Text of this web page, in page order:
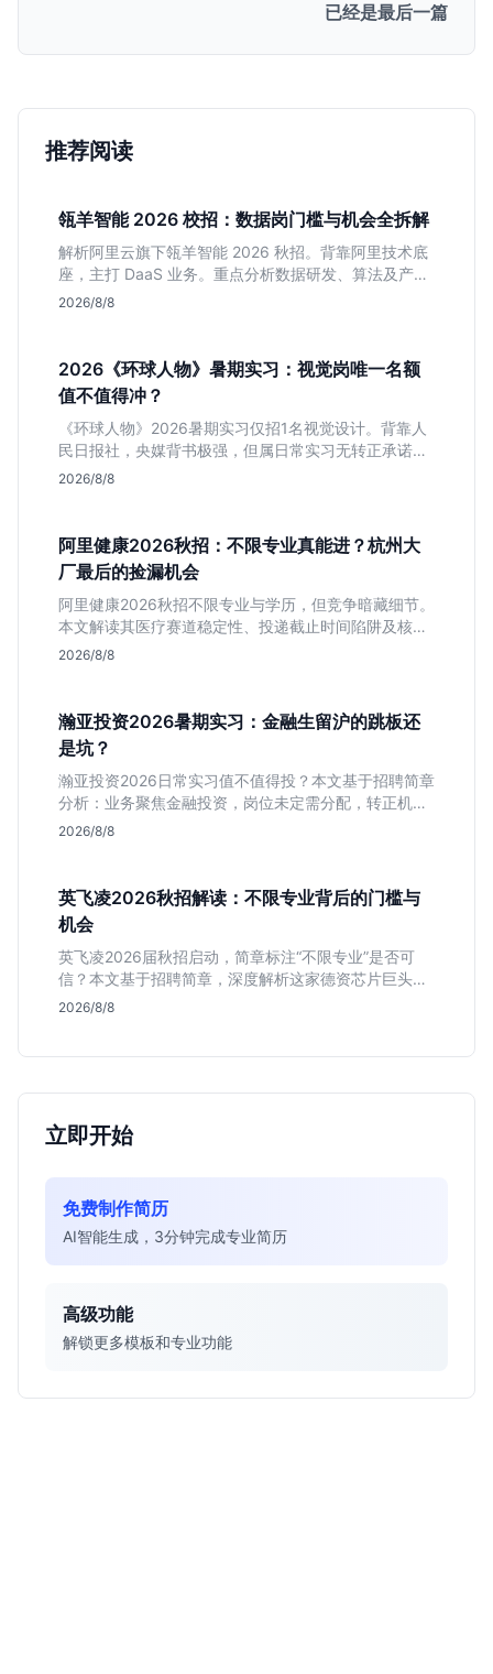
已经是最后一篇
推荐阅读
瓴羊智能 2026 校招：数据岗门槛与机会全拆解
解析阿里云旗下瓴羊智能 2026 秋招。背靠阿里技术底
座，主打 DaaS 业务。重点分析数据研发、算法及产品
岗的硬性要求，评估 B 端数据路线的成长曲线与抗压挑
2026/8/8
2026《环球人物》暑期实习：视觉岗唯一名额
值不值得冲？
《环球人物》2026暑期实习仅招1名视觉设计。背靠人
民日报社，央媒背书极强，但属日常实习无转正承诺。
适合追求高含金量简历、能接受严谨流程的设计生，想
2026/8/8
阿里健康2026秋招：不限专业真能进？杭州大
厂最后的捡漏机会
阿里健康2026秋招不限专业与学历，但竞争暗藏细节。
本文解读其医疗赛道稳定性、投递截止时间陷阱及核心
岗位面试节奏，帮应届生判断是否值得投入。
2026/8/8
瀚亚投资2026暑期实习：金融生留沪的跳板还
是坑？
瀚亚投资2026日常实习值不值得投？本文基于招聘简章
分析：业务聚焦金融投资，岗位未定需分配，转正机会
不明确。适合急需上海高含金量实习证明、想接触真实
2026/8/8
英飞凌2026秋招解读：不限专业背后的门槛与
机会
英飞凌2026届秋招启动，简章标注“不限专业”是否可
信？本文基于招聘简章，深度解析这家德资芯片巨头的
行业地位、校招真实门槛及投递策略，助你判断是否值
2026/8/8
立即开始
免费制作简历
AI智能生成，3分钟完成专业简历
高级功能
解锁更多模板和专业功能